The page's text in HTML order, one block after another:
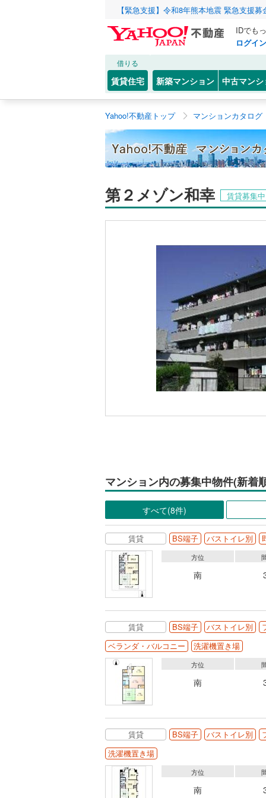
【緊急支援】令和8年熊本地震 緊急支援
IDでも
ログイン
借りる
賃貸住宅 新築マンション 中古マンシ
Yahoo!不動産トップ マンションカタログ
第２メゾン和幸 賃貸募集中
マンション内の募集中物件(新着
すべて(8件)
賃貸 BS端子 バストイレ別
方位
南
賃貸 BS端子 バストイレ別
ベランダ・バルコニー
洗濯機置き場
方位
南
賃貸 BS端子 バストイレ別
洗濯機置き場
方位
南